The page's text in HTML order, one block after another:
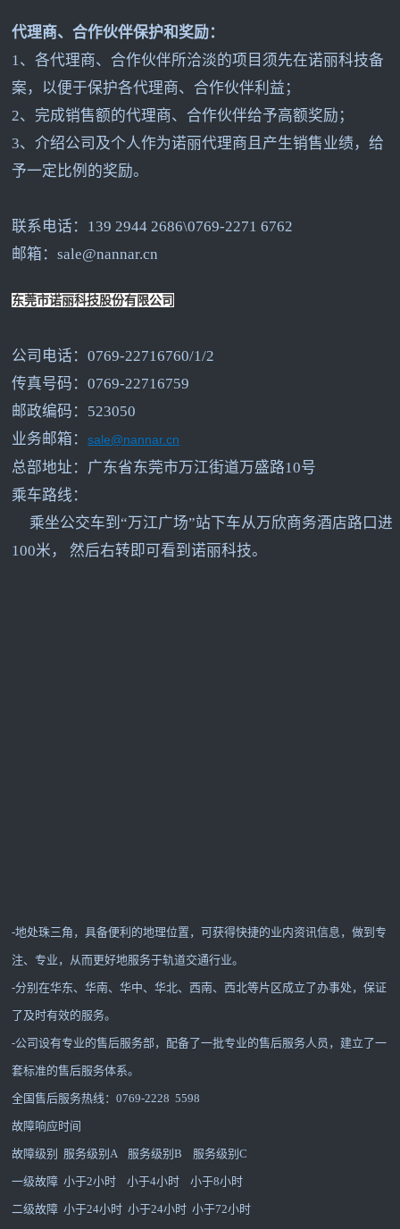
代理商、合作伙伴保护和奖励：
1、各代理商、合作伙伴所洽淡的项目须先在诺丽科技备
案，以便于保护各代理商、合作伙伴利益；
2、完成销售额的代理商、合作伙伴给予高额奖励；
3、介绍公司及个人作为诺丽代理商且产生销售业绩，给
予一定比例的奖励。
联系电话：139 2944 2686\0769-2271 6762
邮箱：sale@nannar.cn
东莞市诺丽科技股份有限公司
公司电话：0769-22716760/1/2
传真号码：0769-22716759
邮政编码：523050
业务邮箱：sale@nannar.cn
总部地址：广东省东莞市万江街道万盛路10号
乘车路线：
乘坐公交车到“万江广场”站下车从万欣商务酒店路口进
100米， 然后右转即可看到诺丽科技。
-地处珠三角，具备便利的地理位置，可获得快捷的业内资讯信息，做到专
注、专业，从而更好地服务于轨道交通行业。
-分别在华东、华南、华中、华北、西南、西北等片区成立了办事处，保证
了及时有效的服务。
-公司设有专业的售后服务部，配备了一批专业的售后服务人员，建立了一
套标准的售后服务体系。
全国售后服务热线：0769-2228 5598
故障响应时间
故障级别 服务级别A 服务级别B 服务级别C
一级故障 小于2小时 小于4小时 小于8小时
二级故障 小于24小时 小于24小时 小于72小时